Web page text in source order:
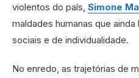
violentos do país, Simone
maldades humanas que
sociais e de individualidade.
No enredo, as trajetórias de